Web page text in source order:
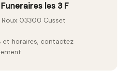
les 3 F
Roux 03300 Cusset
et horaires, contactez